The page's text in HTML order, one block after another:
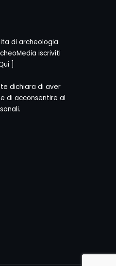
di archeologia
iscriviti
]
dichiara di aver
di acconsentire al